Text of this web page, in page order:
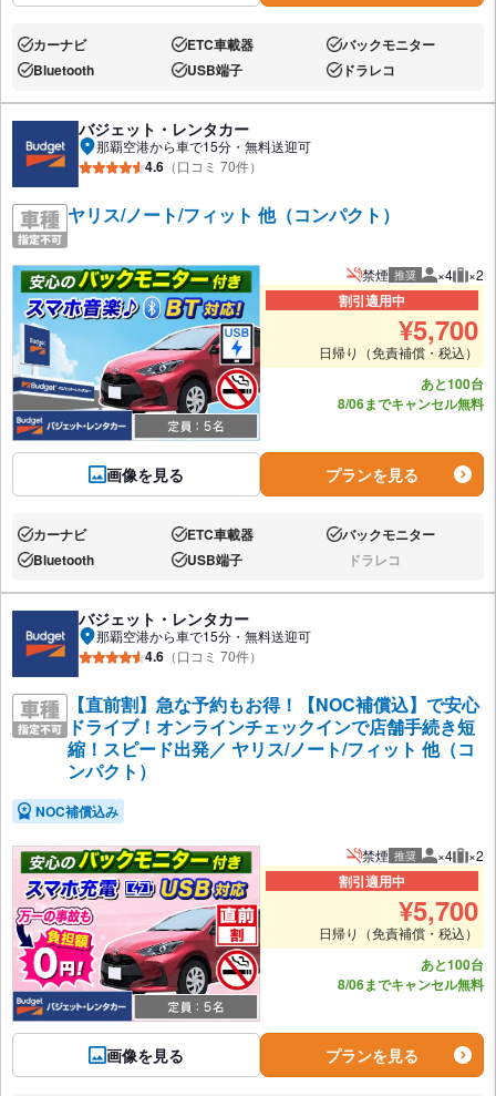
あり:カーナビ あり:ETC車載器 あり:バックモニター
あり:Bluetooth あり:USB端子 あり:ドラレコ
バジェット・レンタカー
那覇空港から車で15分・無料送迎可
4.6 （口コミ 70件）
ヤリス/ノート/フィット 他（コンパクト）
画像を見る
禁煙 推奨 推奨人数
×4 推
×2
割引適用中
¥5,700
日帰り（免責補償・税込）
あと100台
8/06までキャンセル無料
プランを見る
あり:カーナビ あり:ETC車載器 あり:バックモニター
あり:Bluetooth あり:USB端子 なし:ドラレコ
バジェット・レンタカー
那覇空港から車で15分・無料送迎可
4.6 （口コミ 70件）
【直前割】急な予約もお得！【NOC補償込】で安心
ドライブ！オンラインチェックインで店舗手続き短
縮！スピード出発／ ヤリス/ノート/フィット 他（コ
ンパクト）
NOC補償込み
画像を見る
禁煙 推奨 推奨人数
×4 推
×2
割引適用中
¥5,700
日帰り（免責補償・税込）
あと100台
8/06までキャンセル無料
プランを見る